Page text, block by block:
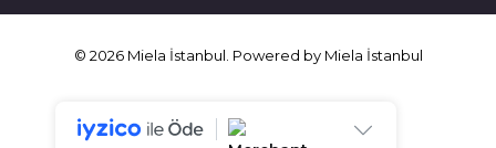
© 2026 Miela İstanbul. Powered by Miela İstanbul